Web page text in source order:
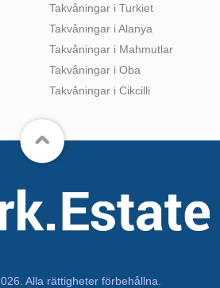
Takvåningar i Turkiet
Takvåningar i Alanya
Takvåningar i Mahmutlar
Takvåningar i Oba
Takvåningar i Cikcilli
Alla rättigheter förbehållna.